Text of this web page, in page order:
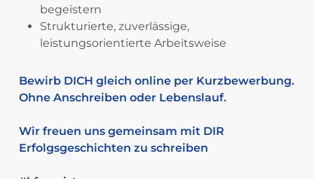
begeistern
Strukturierte, zuverlässige,
leistungsorientierte Arbeitsweise
Bewirb DICH gleich online per Kurzbewerbung.
Ohne Anschreiben oder Lebenslauf.
Wir freuen uns gemeinsam mit DIR
Erfolgsgeschichten zu schreiben